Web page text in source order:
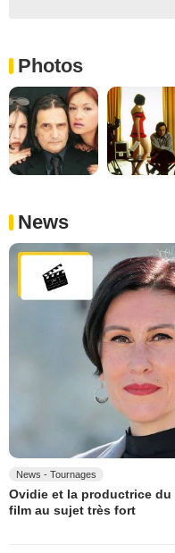
Photos
News
News - Tournages
Ovidie et la productrice
film au sujet très fort